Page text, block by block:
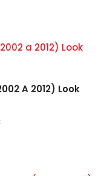
A 2012) Look